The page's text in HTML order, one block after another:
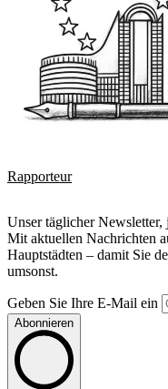
Rapporteur
Unser täglicher
Mit aktuellen Nachrichten
Hauptstädten – damit Sie
umsonst.
Geben Sie Ihre E-Mail ein
Abonnieren